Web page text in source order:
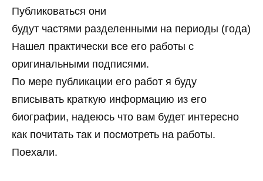
Публиковаться они
будут частями разделенными на периоды (года)
Нашел практически все его работы с
оригинальными подписями.
По мере публикации его работ я буду
вписывать краткую информацию из его
биографии, надеюсь что вам будет интересно
как почитать так и посмотреть на работы.
Поехали.